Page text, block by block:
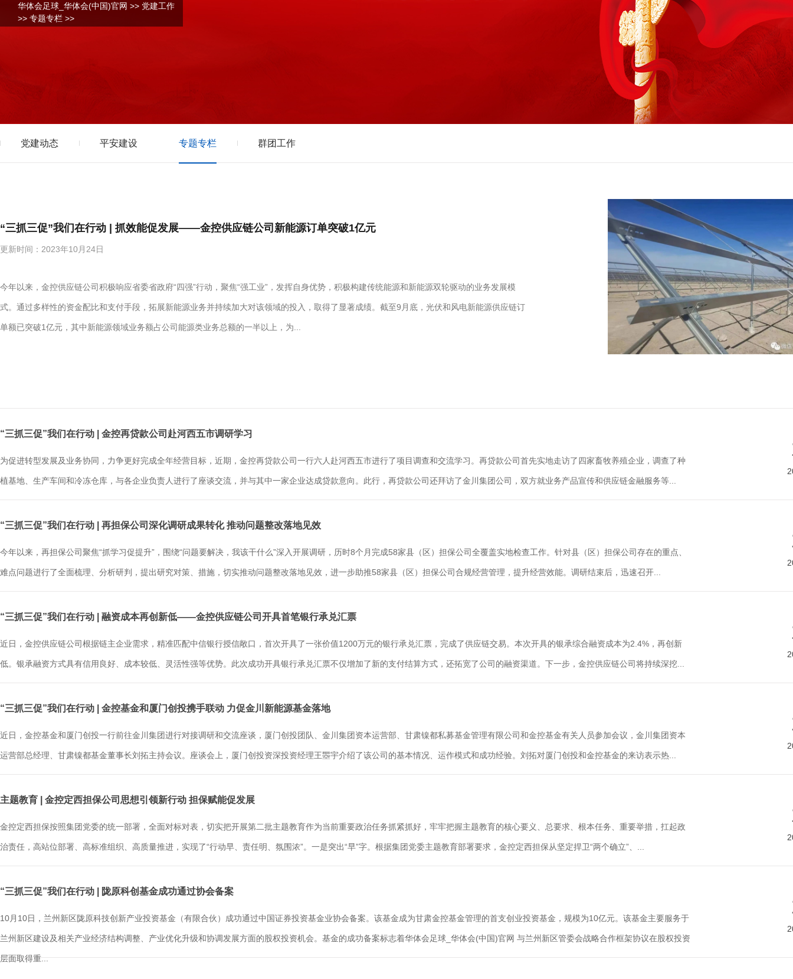
华体会足球_华体会(中国)官网 >> 党建工作
>> 专题专栏 >>
党建动态 平安建设 专题专栏 群团工作
“三抓三促”我们在行动 | 抓效能促发展——金控供应链公司新能源订单突破1亿元
更新时间：2023年10月24日
今年以来，金控供应链公司积极响应省委省政府“四强”行动，聚焦“强工业”，发挥自身优势，积极构建传统能源和新能源双轮驱动的业务发展模
式。通过多样性的资金配比和支付手段，拓展新能源业务并持续加大对该领域的投入，取得了显著成绩。截至9月底，光伏和风电新能源供应链订
单额已突破1亿元，其中新能源领域业务额占公司能源类业务总额的一半以上，为...
“三抓三促”我们在行动 | 金控再贷款公司赴河西五市调研学习
为促进转型发展及业务协同，力争更好完成全年经营目标，近期，金控再贷款公司一行六人赴河西五市进行了项目调查和交流学习。再贷款公司首先实地走访了四家畜牧养殖企业，调查了种
植基地、生产车间和冷冻仓库，与各企业负责人进行了座谈交流，并与其中一家企业达成贷款意向。此行，再贷款公司还拜访了金川集团公司，双方就业务产品宣传和供应链金融服务等...
“三抓三促”我们在行动 | 再担保公司深化调研成果转化 推动问题整改落地见效
今年以来，再担保公司聚焦“抓学习促提升”，围绕“问题要解决，我该干什么”深入开展调研，历时8个月完成58家县（区）担保公司全覆盖实地检查工作。针对县（区）担保公司存在的重点、
难点问题进行了全面梳理、分析研判，提出研究对策、措施，切实推动问题整改落地见效，进一步助推58家县（区）担保公司合规经营管理，提升经营效能。调研结束后，迅速召开...
“三抓三促”我们在行动 | 融资成本再创新低——金控供应链公司开具首笔银行承兑汇票
近日，金控供应链公司根据链主企业需求，精准匹配中信银行授信敞口，首次开具了一张价值1200万元的银行承兑汇票，完成了供应链交易。本次开具的银承综合融资成本为2.4%，再创新
低。银承融资方式具有信用良好、成本较低、灵活性强等优势。此次成功开具银行承兑汇票不仅增加了新的支付结算方式，还拓宽了公司的融资渠道。下一步，金控供应链公司将持续深挖...
“三抓三促”我们在行动 | 金控基金和厦门创投携手联动 力促金川新能源基金落地
近日，金控基金和厦门创投一行前往金川集团进行对接调研和交流座谈，厦门创投团队、金川集团资本运营部、甘肃镍都私募基金管理有限公司和金控基金有关人员参加会议，金川集团资本
运营部总经理、甘肃镍都基金董事长刘拓主持会议。座谈会上，厦门创投资深投资经理王瞾宇介绍了该公司的基本情况、运作模式和成功经验。刘拓对厦门创投和金控基金的来访表示热...
主题教育 | 金控定西担保公司思想引领新行动 担保赋能促发展
金控定西担保按照集团党委的统一部署，全面对标对表，切实把开展第二批主题教育作为当前重要政治任务抓紧抓好，牢牢把握主题教育的核心要义、总要求、根本任务、重要举措，扛起政
治责任，高站位部署、高标准组织、高质量推进，实现了“行动早、责任明、氛围浓”。一是突出“早”字。根据集团党委主题教育部署要求，金控定西担保从坚定捍卫“两个确立”、...
“三抓三促”我们在行动 | 陇原科创基金成功通过协会备案
10月10日，兰州新区陇原科技创新产业投资基金（有限合伙）成功通过中国证券投资基金业协会备案。该基金成为甘肃金控基金管理的首支创业投资基金，规模为10亿元。该基金主要服务于
兰州新区建设及相关产业经济结构调整、产业优化升级和协调发展方面的股权投资机会。基金的成功备案标志着华体会足球_华体会(中国)官网 与兰州新区管委会战略合作框架协议在股权投资
层面取得重...